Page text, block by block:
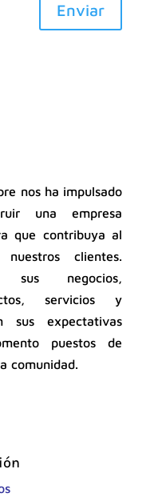
Enviar
nos ha impulsado
una empresa
que contribuya al
clientes.
negocios,
servicios y
sus expectativas
puestos de
comunidad.